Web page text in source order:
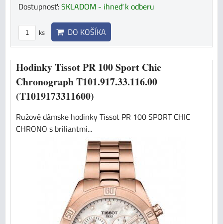
Dostupnosť:SKLADOM - ihneď k odberu
ks DO KOŠÍKA
Hodinky Tissot PR 100 Sport Chic
Chronograph T101.917.33.116.00
(T1019173311600)
Ružové dámske hodinky Tissot PR 100 SPORT CHIC
CHRONO s briliantmi...